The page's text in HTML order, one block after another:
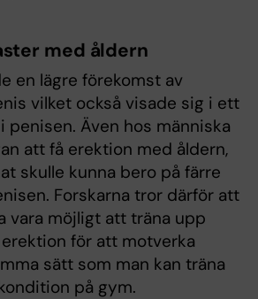
med åldern
en lägre förekomst av
vilket också visade sig i ett
penisen. Även hos människa
att få erektion med åldern,
skulle kunna bero på färre
Forskarna tror därför att
vara möjligt att träna upp
för att motverka
sätt som man kan träna
på gym.